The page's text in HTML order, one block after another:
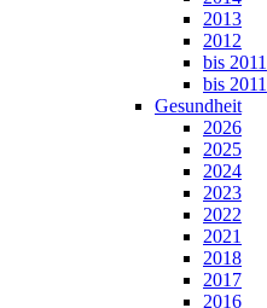
2013
2012
bis 2011
bis 2011
Gesundheit
2026
2025
2024
2023
2022
2021
2018
2017
2016